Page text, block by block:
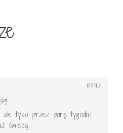
ale tylko przez parę tygodni.
świecą.
REPLY